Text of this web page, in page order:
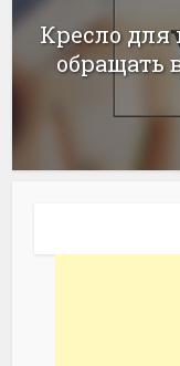
Кресло для
обращать